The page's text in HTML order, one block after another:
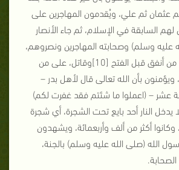
ثم عثمان ثم علي، ويُقدمون المهاجرين على
لهم السابقة في الإسلام، ثم جاء الأنصار
عليه وسلم) وصحابته المهاجرين ونصروهم،
وأهل السنة يُفضلون من أنفق قبل الفتح [10]وقاتل، على من
بأن الله تعالى قال لأهل بدر –
عشر – (اعملوا ما شئتم فقد غفرت لكم)
لا يدخل النار أحد بايع تحت الشجرة، أي شجرة
وكانوا أكثر من ألف وأربعمائة، ويشهدون
الله (صلى الله عليه وسلم) بالجنة،